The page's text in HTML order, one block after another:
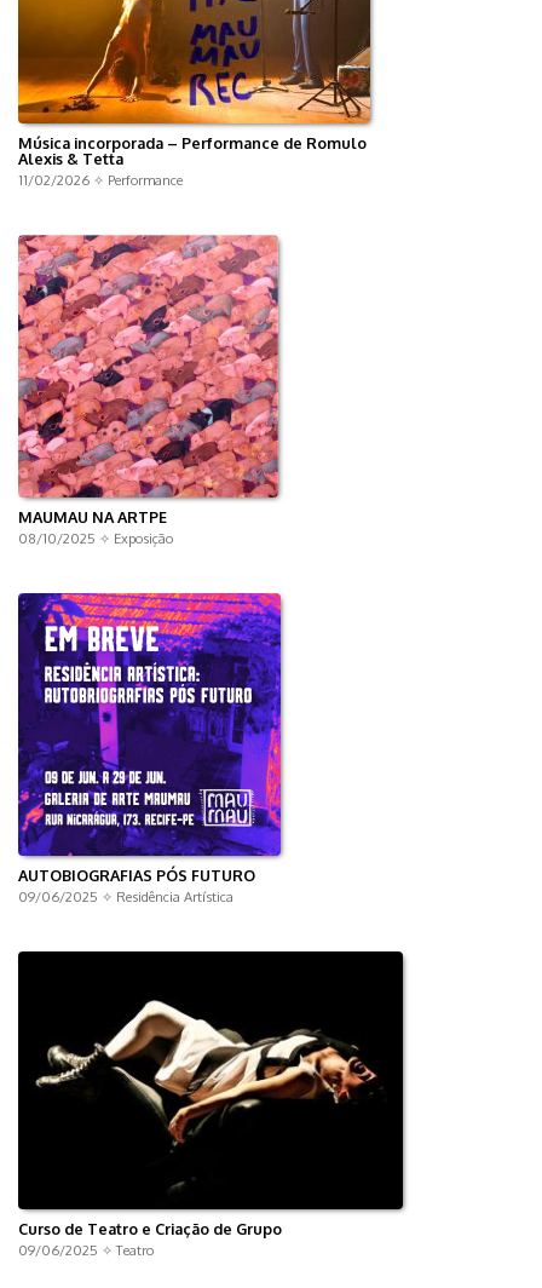
Música incorporada – Performance de Romulo
Alexis & Tetta
11/02/2026 ✧ Performance
MAUMAU NA ARTPE
08/10/2025 ✧ Exposição
AUTOBIOGRAFIAS PÓS FUTURO
09/06/2025 ✧ Residência Artística
Curso de Teatro e Criação de Grupo
09/06/2025 ✧Teatro